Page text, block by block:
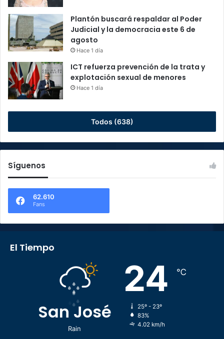
Plantón buscará respaldar al Poder
Judicial y la democracia este 6 de
agosto
Hace 1 día
ICT refuerza prevención de la trata y
explotación sexual de menores
Hace 1 día
Todos (638)
Síguenos
62.610
Fans
El Tiempo
San José
Rain
24 ℃
25º - 23º
83%
4.02 km/h